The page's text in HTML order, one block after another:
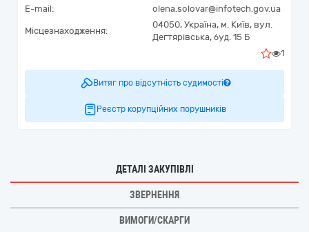
E-mail:
olena.solovar@infotech.gov.ua
Місцезнаходження:
04050, Україна, м. Київ, вул.
Дегтярівська, буд. 15 Б
1
Витяг про відсутність судимості
Реєстр корупційних порушників
ДЕТАЛІ ЗАКУПІВЛІ
ЗВЕРНЕННЯ
ВИМОГИ/СКАРГИ